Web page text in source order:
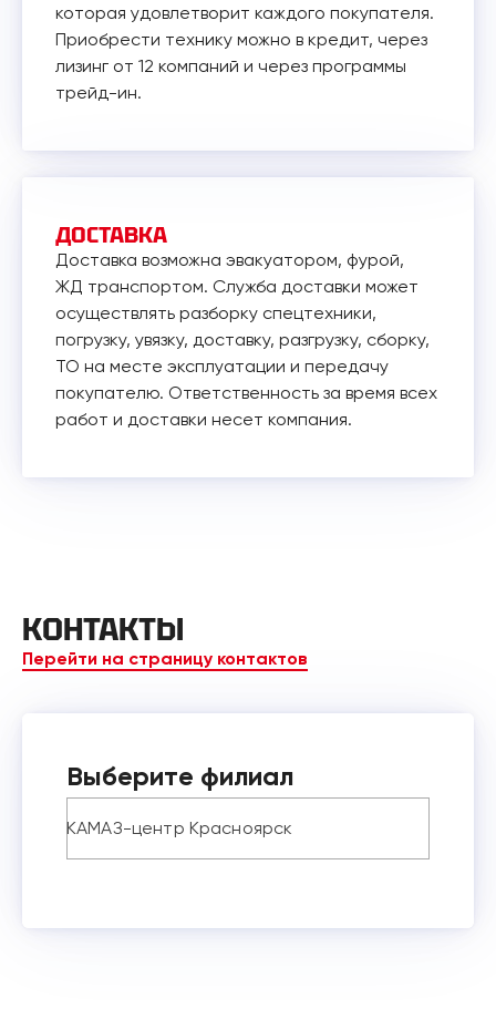
которая удовлетворит каждого покупателя.
Приобрести технику можно в кредит, через
лизинг от 12 компаний и через программы
трейд-ин.
ДОСТАВКА
Доставка возможна эвакуатором, фурой,
ЖД транспортом. Служба доставки может
осуществлять разборку спецтехники,
погрузку, увязку, доставку, разгрузку, сборку,
ТО на месте эксплуатации и передачу
покупателю. Ответственность за время всех
работ и доставки несет компания.
КОНТАКТЫ
Перейти на страницу контактов
Выберите филиал
КАМАЗ-центр Красноярск